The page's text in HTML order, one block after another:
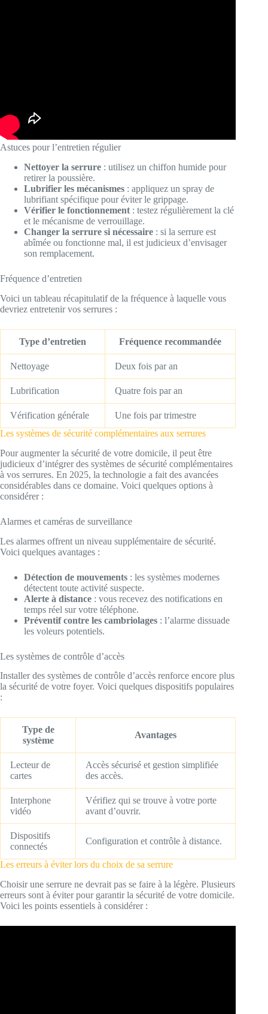
Astuces pour l’entretien régulier
Nettoyer la serrure : utilisez un chiffon humide pour
retirer la poussière.
Lubrifier les mécanismes : appliquez un spray de
lubrifiant spécifique pour éviter le grippage.
Vérifier le fonctionnement : testez régulièrement la clé
et le mécanisme de verrouillage.
Changer la serrure si nécessaire : si la serrure est
abîmée ou fonctionne mal, il est judicieux d’envisager
son remplacement.
Fréquence d’entretien
Voici un tableau récapitulatif de la fréquence à laquelle vous
devriez entretenir vos serrures :
Type d’entretien Fréquence recommandée
Nettoyage Deux fois par an
Lubrification Quatre fois par an
Vérification générale
Une fois par trimestre
Les systèmes de sécurité complémentaires aux serrures
Pour augmenter la sécurité de votre domicile, il peut être
judicieux d’intégrer des systèmes de sécurité complémentaires
à vos serrures. En 2025, la technologie a fait des avancées
considérables dans ce domaine. Voici quelques options à
considérer :
Alarmes et caméras de surveillance
Les alarmes offrent un niveau supplémentaire de sécurité.
Voici quelques avantages :
Détection de mouvements : les systèmes modernes
détectent toute activité suspecte.
Alerte à distance : vous recevez des notifications en
temps réel sur votre téléphone.
Préventif contre les cambriolages : l’alarme dissuade
les voleurs potentiels.
Les systèmes de contrôle d’accès
Installer des systèmes de contrôle d’accès renforce encore plus
la sécurité de votre foyer. Voici quelques dispositifs populaires
:
Type de
système
Avantages
Lecteur de
cartes
Accès sécurisé et gestion simplifiée
des accès.
Interphone
vidéo
Vérifiez qui se trouve à votre porte
avant d’ouvrir.
Dispositifs
connectés
Configuration et contrôle à distance.
Les erreurs à éviter lors du choix de sa serrure
Choisir une serrure ne devrait pas se faire à la légère. Plusieurs
erreurs sont à éviter pour garantir la sécurité de votre domicile.
Voici les points essentiels à considérer :